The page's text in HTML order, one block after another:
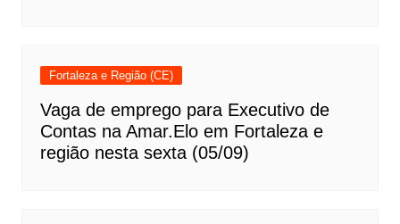
Fortaleza e Região (CE)
Vaga de emprego para Executivo de
Contas na Amar.Elo em Fortaleza e
região nesta sexta (05/09)